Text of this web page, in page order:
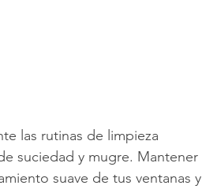
las rutinas de limpieza
suciedad y mugre. Mantener
suave de tus ventanas y